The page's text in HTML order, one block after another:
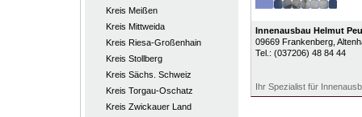
Kreis Meißen
Kreis Mittweida
Kreis Riesa-Großenhain
Kreis Stollberg
Kreis Sächs. Schweiz
Kreis Torgau-Oschatz
Kreis Zwickauer Land
Innenausbau Helmut
09669 Frankenberg,
Tel.: (037206) 48 84 44
Ihr Spezialist für